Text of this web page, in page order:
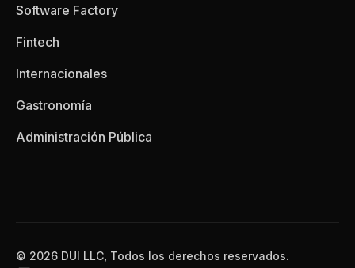
Software Factory
Fintech
Internacionales
Gastronomía
Administración Pública
© 2026 DUI LLC, Todos los derechos reservados.